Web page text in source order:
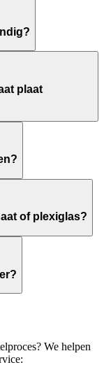
plaat
of plexiglas?
We helpen